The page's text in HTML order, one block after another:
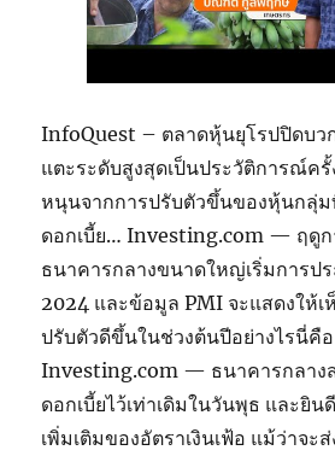
InfoQuest – ตลาดหุ้นยุโรปปิดบว
แตะระดับสูงสุดเป็นประวัติการณ์ครั้
หนุนจากการปรับตัวขึ้นของหุ้นกลุ่
ดอกเบี้ย… Investing.com — ฤดูก
ธนาคารกลางขนาดใหญ่เริ่มการป
2024 และข้อมูล PMI จะแสดงให้เ
ปรับตัวดีขึ้นในช่วงต้นปีอย่างไรนี่คื
Investing.com — ธนาคารกลาง
ดอกเบี้ยไว้เท่าเดิมในวันพุธ และยิ
เพิ่มเติมของอัตราเงินเฟ้อ แม้ว่าจ